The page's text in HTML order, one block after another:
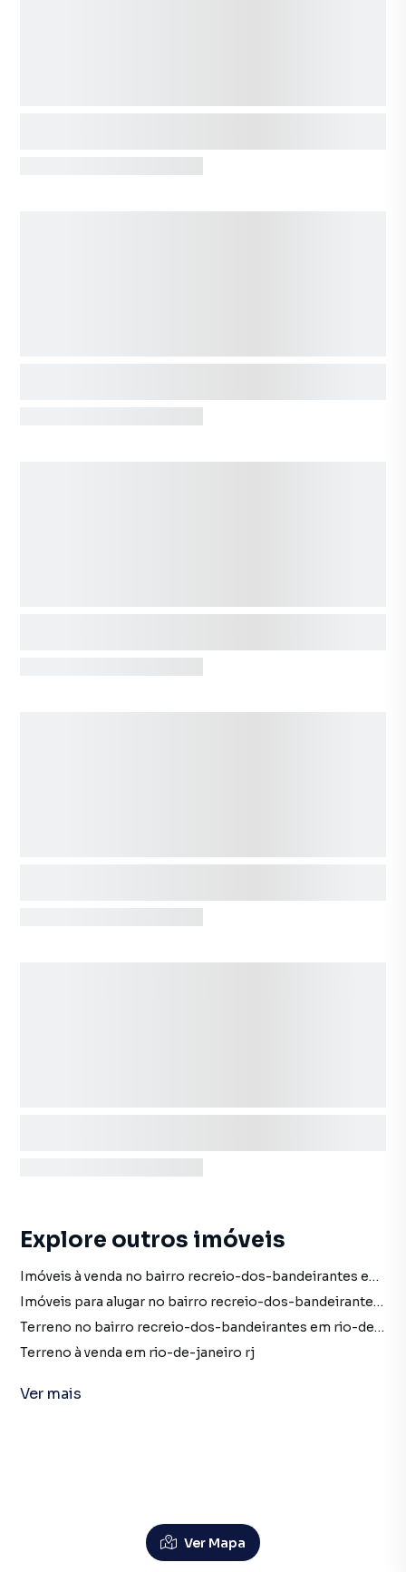
Explore outros imóveis
Imóveis à venda no bairro recreio-dos-bandeirantes em rio-de-janeiro rj
Imóveis para alugar no bairro recreio-dos-bandeirantes em rio-de-janeiro rj
Terreno no bairro recreio-dos-bandeirantes em rio-de-janeiro rj
Terreno à venda em rio-de-janeiro rj
imóveis à venda em rio-de-janeiro rj
Sala para alugar em rio-de-janeiro rj
Sala em rio-de-janeiro rj
Ver mais
Ver Mapa